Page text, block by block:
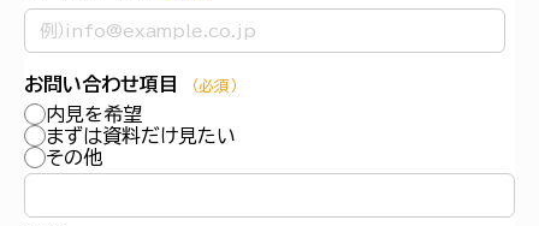
お問い合わせ項目 （必須）
内見を希望
まずは資料だけ見たい
その他